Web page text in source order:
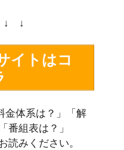
↓
イトはコ
金体系は？」「解
番組表は？」
読みください。